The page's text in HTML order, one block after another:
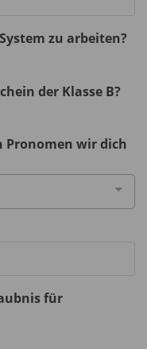
zu arbeiten?
der Klasse B?
wir dich
für